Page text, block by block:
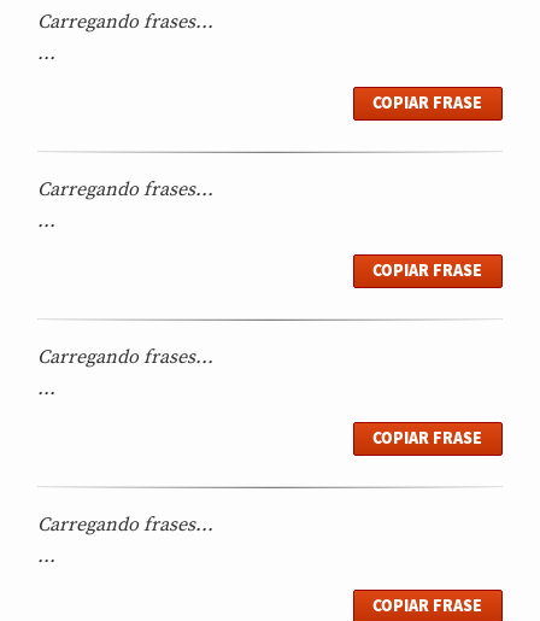
Carregando frases...
...
COPIAR FRASE
Carregando frases...
...
COPIAR FRASE
Carregando frases...
...
COPIAR FRASE
Carregando frases...
...
COPIAR FRASE